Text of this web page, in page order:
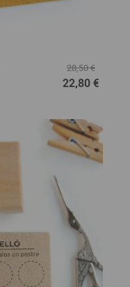
28,50 €
22,80 €